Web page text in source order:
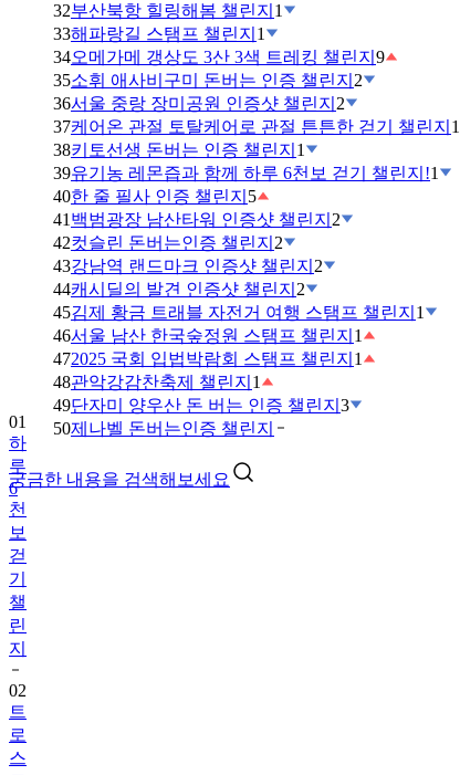
32부산북항 힐링해봄 챌린지 1
33해파랑길 스탬프 챌린지 1
34오메가메 갱상도 3산 3색 트레킹 챌린지 9
35소휘 애사비구미 돈버는 인증 챌린지 2
36서울 중랑 장미공원 인증샷 챌린지 2
37케어온 관절 토탈케어로 관절 튼튼한 걷기 챌린지 1
38키토선생 돈버는 인증 챌린지 1
39유기농 레몬즙과 함께 하루 6천보 걷기 챌린지!1
40한 줄 필사 인증 챌린지 5
41 백범광장 남산타워 인증샷 챌린지 2
42컷슬린 돈버는인증 챌린지 2
43강남역 랜드마크 인증샷 챌린지 2
44캐시딜의 발견 인증샷 챌린지 2
45김제 황금 트래블 자전거 여행 스탬프 챌린지 1
46서울 남산 한국숲정원 스탬프 챌린지 1
472025 국회 입법박람회 스탬프 챌린지 1
48관악강감찬축제 챌린지 1
49단자미 양우산 돈 버는 인증 챌린지 3
50제나벨 돈버는인증 챌린지
궁금한 내용을 검색해보세요
루
6
천
보
걷
기
챌
린
지
02
트
로
스
트
와